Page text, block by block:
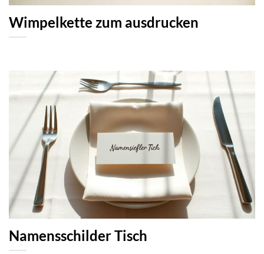
Wimpelkette zum ausdrucken
Namensschilder Tisch